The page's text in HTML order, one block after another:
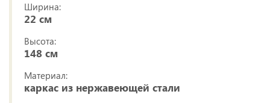
Ширина:
22 см
Высота:
148 см
Материал:
каркас из нержавеющей стали